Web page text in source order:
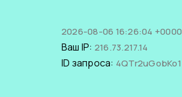
2026-08-06 16:26:04 +0000
Ваш IP: 216.73.217.14
ID запроса: 4QTr2uGobKo1